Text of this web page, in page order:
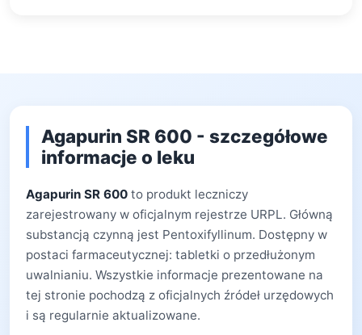
Agapurin SR 600 - szczegółowe
informacje o leku
Agapurin SR 600 to produkt leczniczy
zarejestrowany w oficjalnym rejestrze URPL. Główną
substancją czynną jest Pentoxifyllinum. Dostępny w
postaci farmaceutycznej: tabletki o przedłużonym
uwalnianiu. Wszystkie informacje prezentowane na
tej stronie pochodzą z oficjalnych źródeł urzędowych
i są regularnie aktualizowane.